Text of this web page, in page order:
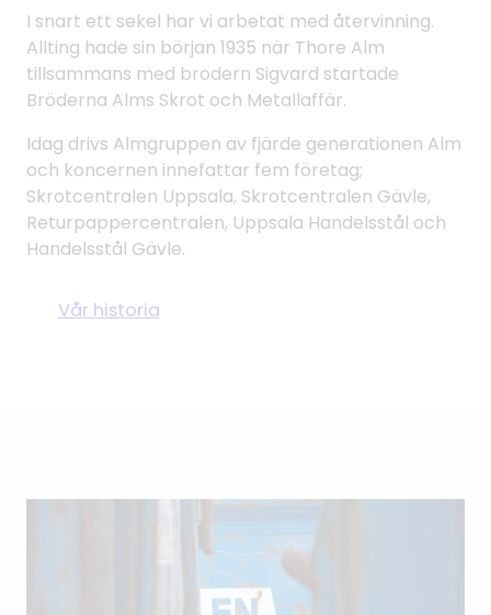
I snart ett sekel har vi arbetat med återvinning.
Allting hade sin början 1935 när Thore Alm
tillsammans med brodern Sigvard startade
Bröderna Alms Skrot och Metallaffär.
Idag drivs Almgruppen av fjärde generationen Alm
och koncernen innefattar fem företag;
Skrotcentralen Uppsala, Skrotcentralen Gävle,
Returpappercentralen, Uppsala Handelsstål och
Handelsstål Gävle.
Vår historia